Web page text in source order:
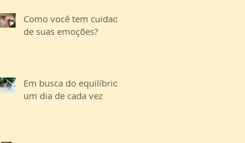
Como você tem cuidado
de suas emoções?
Em busca do equilíbrio,
um dia de cada vez